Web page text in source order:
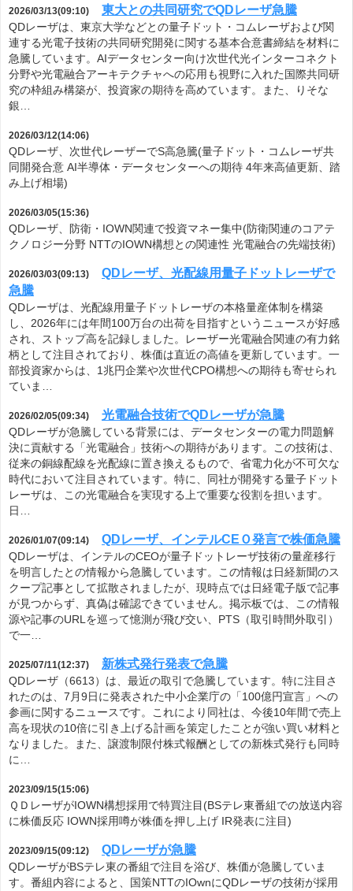
2026/03/13(09:10) 東大との共同研究でQDレーザ急騰
QDレーザは、東京大学などとの量子ドット・コムレーザおよび関
連する光電子技術の共同研究開発に関する基本合意書締結を材料に
急騰しています。AIデータセンター向け次世代光インターコネクト
分野や光電融合アーキテクチャへの応用も視野に入れた国際共同研
究の枠組み構築が、投資家の期待を高めています。また、りそな
銀…
2026/03/12(14:06)
QDレーザ、次世代レーザーでS高急騰(量子ドット・コムレーザ共
同開発合意 AI半導体・データセンターへの期待 4年来高値更新、踏
み上げ相場)
2026/03/05(15:36)
QDレーザ、防衛・IOWN関連で投資マネー集中(防衛関連のコアテ
クノロジー分野 NTTのIOWN構想との関連性 光電融合の先端技術)
2026/03/03(09:13)
QDレーザ、光配線用量子ドットレーザで
急騰
QDレーザは、光配線用量子ドットレーザの本格量産体制を構築
し、2026年には年間100万台の出荷を目指すというニュースが好感
され、ストップ高を記録しました。レーザー光電融合関連の有力銘
柄として注目されており、株価は直近の高値を更新しています。一
部投資家からは、1兆円企業や次世代CPO構想への期待も寄せられ
ていま…
2026/02/05(09:34) 光電融合技術でQDレーザが急騰
QDレーザが急騰している背景には、データセンターの電力問題解
決に貢献する「光電融合」技術への期待があります。この技術は、
従来の銅線配線を光配線に置き換えるもので、省電力化が不可欠な
時代において注目されています。特に、同社が開発する量子ドット
レーザは、この光電融合を実現する上で重要な役割を担います。
日…
2026/01/07(09:14) QDレーザ、インテルCEＯ発言で株価急騰
QDレーザは、インテルのCEOが量子ドットレーザ技術の量産移行
を明言したとの情報から急騰しています。この情報は日経新聞のス
クープ記事として拡散されましたが、現時点では日経電子版で記事
が見つからず、真偽は確認できていません。掲示板では、この情報
源や記事のURLを巡って憶測が飛び交い、PTS（取引時間外取引）
で一…
2025/07/11(12:37) 新株式発行発表で急騰
QDレーザ（6613）は、最近の取引で急騰しています。特に注目さ
れたのは、7月9日に発表された中小企業庁の「100億円宣言」への
参画に関するニュースです。これにより同社は、今後10年間で売上
高を現状の10倍に引き上げる計画を策定したことが強い買い材料と
なりました。また、譲渡制限付株式報酬としての新株式発行も同時
に…
2023/09/15(15:06)
ＱＤレーザがIOWN構想採用で特買注目(BSテレ東番組での放送内容
に株価反応 IOWN採用噂が株価を押し上げ IR発表に注目)
2023/09/15(09:12) QDレーザが急騰
QDレーザがBSテレ東の番組で注目を浴び、株価が急騰していま
す。番組内容によると、国策NTTのIOwnにQDレーザの技術が採用